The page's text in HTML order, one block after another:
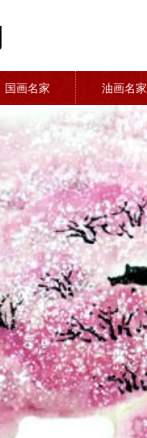
国画名家 油画名家